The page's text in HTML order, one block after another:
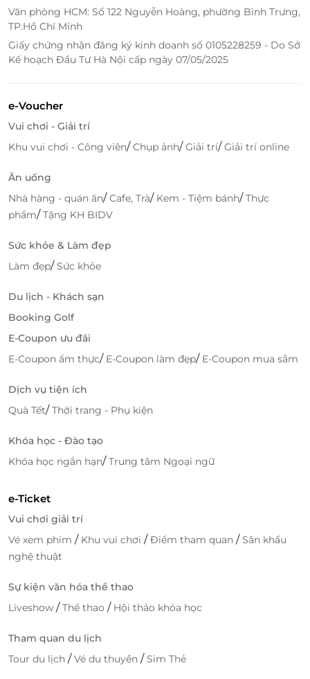
LifeLink
Văn phòng HCM: Số 122 Nguyễn Hoàng, phường Bình Trưng,
TP.Hồ Chí Minh
Giấy chứng nhận đăng ký kinh doanh số 0105228259 - Do Sở
Kế hoạch Đầu Tư Hà Nội cấp ngày 07/05/2025
e-Voucher
Vui chơi - Giải trí
Khu vui chơi - Công viên/Chụp ảnh/Giải trí/Giải trí online
Ăn uống
Nhà hàng - quán ăn/Cafe, Trà/ Kem - Tiệm bánh/Thực
phẩm/Tặng KH BIDV
Sức khỏe & Làm đẹp
Làm đẹp/Sức khỏe
Du lịch - Khách sạn
Booking Golf
E-Coupon ưu đãi
E-Coupon ẩm thực/ E-Coupon làm đẹp/ E-Coupon mua sắm
Dịch vụ tiện ích
Quà Tết/Thời trang - Phụ kiện
Khóa học - Đào tạo
Khóa học ngắn hạn/Trung tâm Ngoại ngữ
e-Ticket
Vui chơi giải trí
Vé xem phim / Khu vui chơi /Điểm tham quan /Sân khấu
nghệ thuật
Sự kiện văn hóa thể thao
Liveshow /Thể thao / Hội thảo khóa học
Tham quan du lịch
Tour du lịch /Vé du thuyền /Sim Thẻ